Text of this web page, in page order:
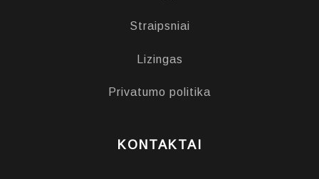
Straipsniai
Lizingas
Privatumo politika
KONTAKTAI